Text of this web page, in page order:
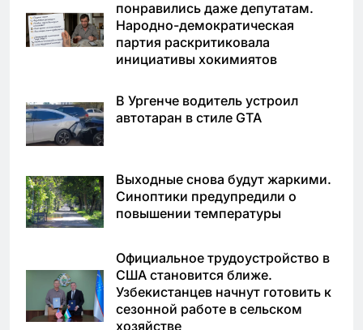
понравились даже депутатам.
Народно-демократическая
партия раскритиковала
инициативы хокимиятов
В Ургенче водитель устроил
автотаран в стиле GTA
Выходные снова будут жаркими.
Синоптики предупредили о
повышении температуры
Официальное трудоустройство в
США становится ближе.
Узбекистанцев начнут готовить к
сезонной работе в сельском
хозяйстве